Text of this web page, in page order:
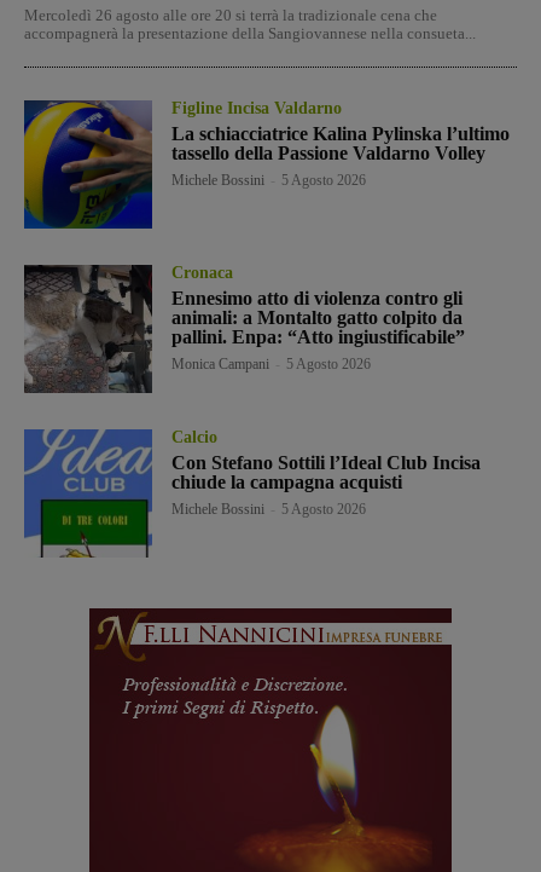
Mercoledì 26 agosto alle ore 20 si terrà la tradizionale cena che
accompagnerà la presentazione della Sangiovannese nella consueta...
Figline Incisa Valdarno
La schiacciatrice Kalina Pylinska l’ultimo
tassello della Passione Valdarno Volley
Michele Bossini 5 Agosto 2026
Cronaca
Ennesimo atto di violenza contro gli
animali: a Montalto gatto colpito da
pallini. Enpa: “Atto ingiustificabile”
Monica Campani 5 Agosto 2026
Calcio
Con Stefano Sottili l’Ideal Club Incisa
chiude la campagna acquisti
Michele Bossini 5 Agosto 2026